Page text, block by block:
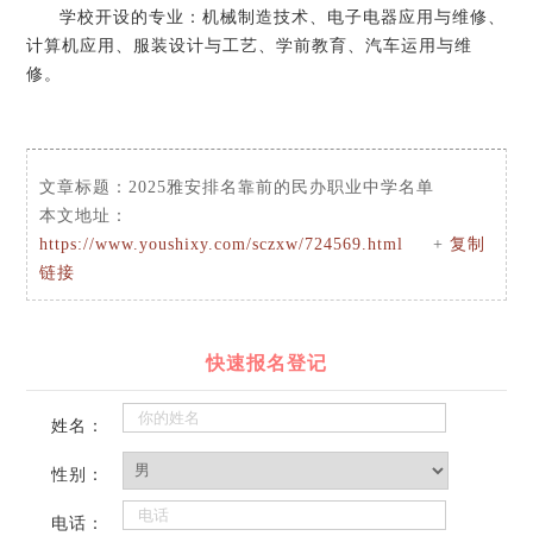
学校开设的专业：机械制造技术、电子电器应用与维修、
计算机应用、服装设计与工艺、学前教育、汽车运用与维
修。
文章标题：2025雅安排名靠前的民办职业中学名单
本文地址：
https://www.youshixy.com/sczxw/724569.html
+复制
链接
快速报名登记
姓名：
性别：
电话：